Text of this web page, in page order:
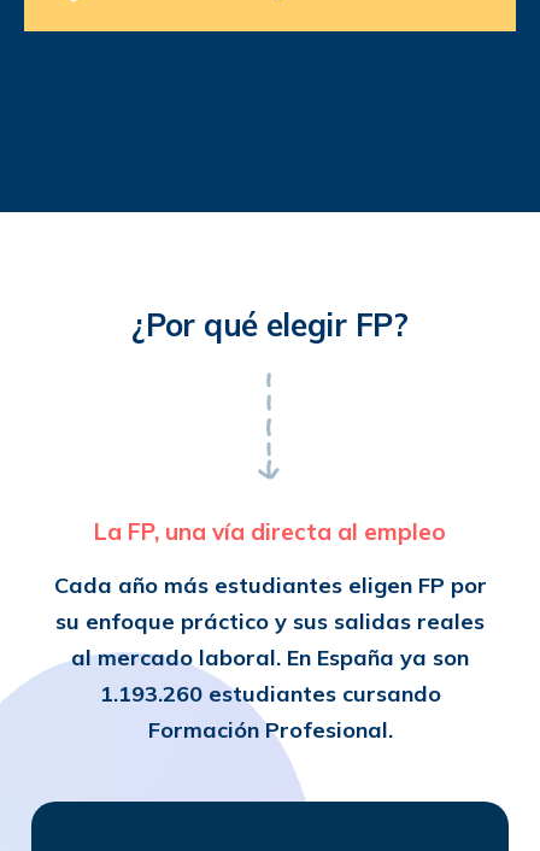
¿Por qué elegir FP?
La FP, una vía directa al empleo
Cada año más estudiantes eligen FP por
su enfoque práctico y sus salidas reales
al mercado laboral. En España ya son
1.193.260 estudiantes cursando
Formación Profesional.